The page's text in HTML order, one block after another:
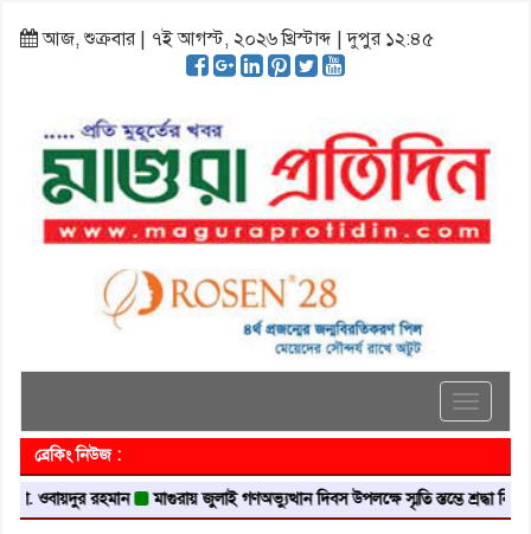
আজ, শুক্রবার | ৭ই আগস্ট, ২০২৬ খ্রিস্টাব্দ | দুপুর ১২:৪৫
Toggle
ব্রেকিং নিউজ :
রহমান মাগুরায় জুলাই গণঅভ্যুত্থান দিবস উপলক্ষে স্মৃতি স্তম্ভে শ্রদ্ধা নিবেদন